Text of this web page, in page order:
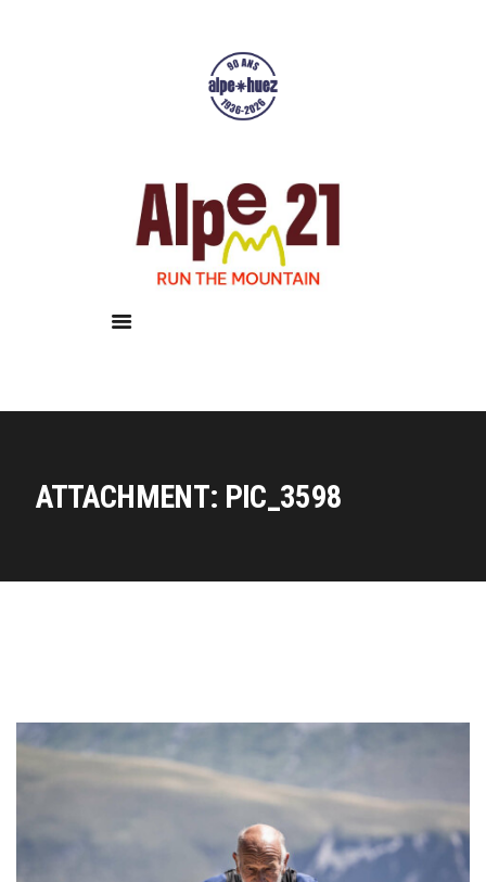
ATTACHMENT: PIC_3598
Résultats
Galerie
Infos pratiques